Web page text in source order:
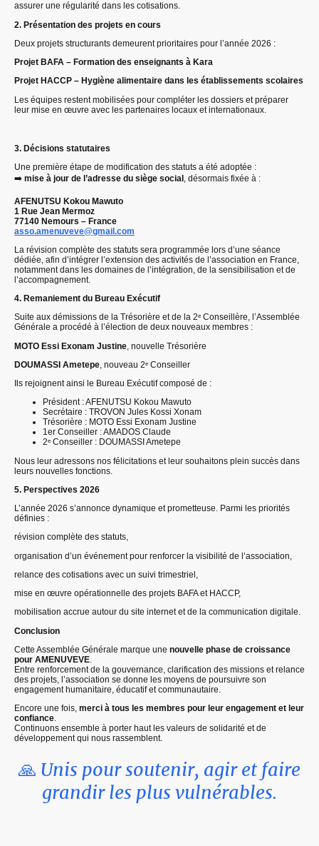
assurer une régularité dans les cotisations.
2. Présentation des projets en cours
Deux projets structurants demeurent prioritaires pour l’année 2026 :
Projet BAFA – Formation des enseignants à Kara
Projet HACCP – Hygiène alimentaire dans les établissements scolaires
Les équipes restent mobilisées pour compléter les dossiers et préparer
leur mise en œuvre avec les partenaires locaux et internationaux.
3. Décisions statutaires
Une première étape de modification des statuts a été adoptée :
➡️ mise à jour de l’adresse du siège social , désormais fixée à :
AFENUTSU Kokou Mawuto
1 Rue Jean Mermoz
77140 Nemours – France
asso.amenuveve@gmail.com
La révision complète des statuts sera programmée lors d’une séance
dédiée, afin d’intégrer l’extension des activités de l’association en France,
notamment dans les domaines de l’intégration, de la sensibilisation et de
l’accompagnement.
4. Remaniement du Bureau Exécutif
Suite aux démissions de la Trésorière et de la 2ᵉ Conseillère, l’Assemblée
Générale a procédé à l’élection de deux nouveaux membres :
MOTO Essi Exonam Justine , nouvelle Trésorière
DOUMASSI Ametepe, nouveau 2ᵉ Conseiller
Ils rejoignent ainsi le Bureau Exécutif composé de :
Président : AFENUTSU Kokou Mawuto
Secrétaire : TROVON Jules Kossi Xonam
Trésorière : MOTO Essi Exonam Justine
1er Conseiller : AMADOS Claude
2ᵉ Conseiller : DOUMASSI Ametepe
Nous leur adressons nos félicitations et leur souhaitons plein succès dans
leurs nouvelles fonctions.
5. Perspectives 2026
L’année 2026 s’annonce dynamique et prometteuse. Parmi les priorités
définies :
révision complète des statuts,
organisation d’un événement pour renforcer la visibilité de l’association,
relance des cotisations avec un suivi trimestriel,
mise en œuvre opérationnelle des projets BAFA et HACCP,
mobilisation accrue autour du site internet et de la communication digitale.
Conclusion
Cette Assemblée Générale marque une nouvelle phase de croissance
pour AMENUVEVE.
Entre renforcement de la gouvernance, clarification des missions et relance
des projets, l’association se donne les moyens de poursuivre son
engagement humanitaire, éducatif et communautaire.
Encore une fois, merci à tous les membres pour leur engagement et leur
confiance.
Continuons ensemble à porter haut les valeurs de solidarité et de
développement qui nous rassemblent.
🙏 Unis pour soutenir, agir et faire
grandir les plus vulnérables.